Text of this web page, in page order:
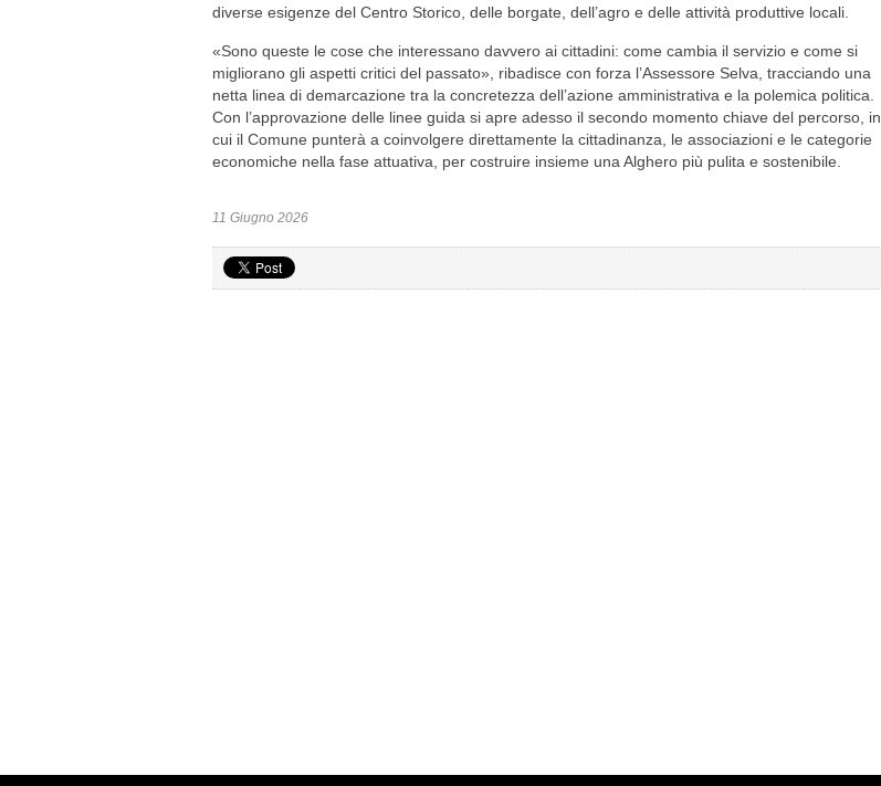
diverse esigenze del Centro Storico, delle borgate, dell’agro e delle attività produttive locali.
«Sono queste le cose che interessano davvero ai cittadini: come cambia il servizio e come si
migliorano gli aspetti critici del passato», ribadisce con forza l’Assessore Selva, tracciando una
netta linea di demarcazione tra la concretezza dell’azione amministrativa e la polemica politica.
Con l’approvazione delle linee guida si apre adesso il secondo momento chiave del percorso, in
cui il Comune punterà a coinvolgere direttamente la cittadinanza, le associazioni e le categorie
economiche nella fase attuativa, per costruire insieme una Alghero più pulita e sostenibile.
11 Giugno 2026